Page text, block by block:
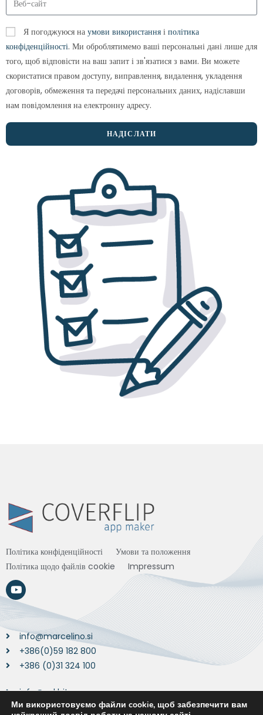
Я погоджуюся на умови використання і політика
конфіденційності. Ми оброблятимемо ваші персональні дані лише для
того, щоб відповісти на ваш запит і зв'язатися з вами. Ви можете
скористатися правом доступу, виправлення, видалення, укладення
договорів, обмеження та передачі персональних даних, надіславши
нам повідомлення на електронну адресу.
НАДІСЛАТИ
Політика конфіденційності
Умови та положення
Політика щодо файлів cookie
Impressum
info@marcelino.si
+386(0)59 182 800
+386 (0)31 324 100
info@vakbit.com
+43 720 022715
Ми використовуємо файли cookie, щоб забезпечити вам